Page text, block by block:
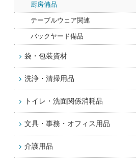
厨房備品
テーブルウェア関連
バックヤード備品
袋・包装資材
洗浄・清掃用品
トイレ・洗面関係消耗品
文具・事務・オフィス用品
介護用品